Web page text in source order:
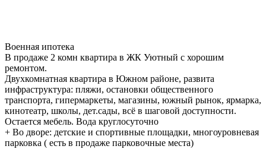
Военная ипотека
В продаже 2 комн квартира в ЖК Уютный с хорошим
ремонтом.
Двухкомнатная квартира в Южном районе, развита
инфраструктура: пляжи, остановки общественного
транспорта, гипермаркеты, магазины, южный рынок, ярмарка,
кинотеатр, школы, дет.сады, всё в шаговой доступности.
Остается мебель. Вода круглосуточно
+ Во дворе: детские и спортивные площадки, многоуровневая
парковка ( есть в продаже парковочные места)